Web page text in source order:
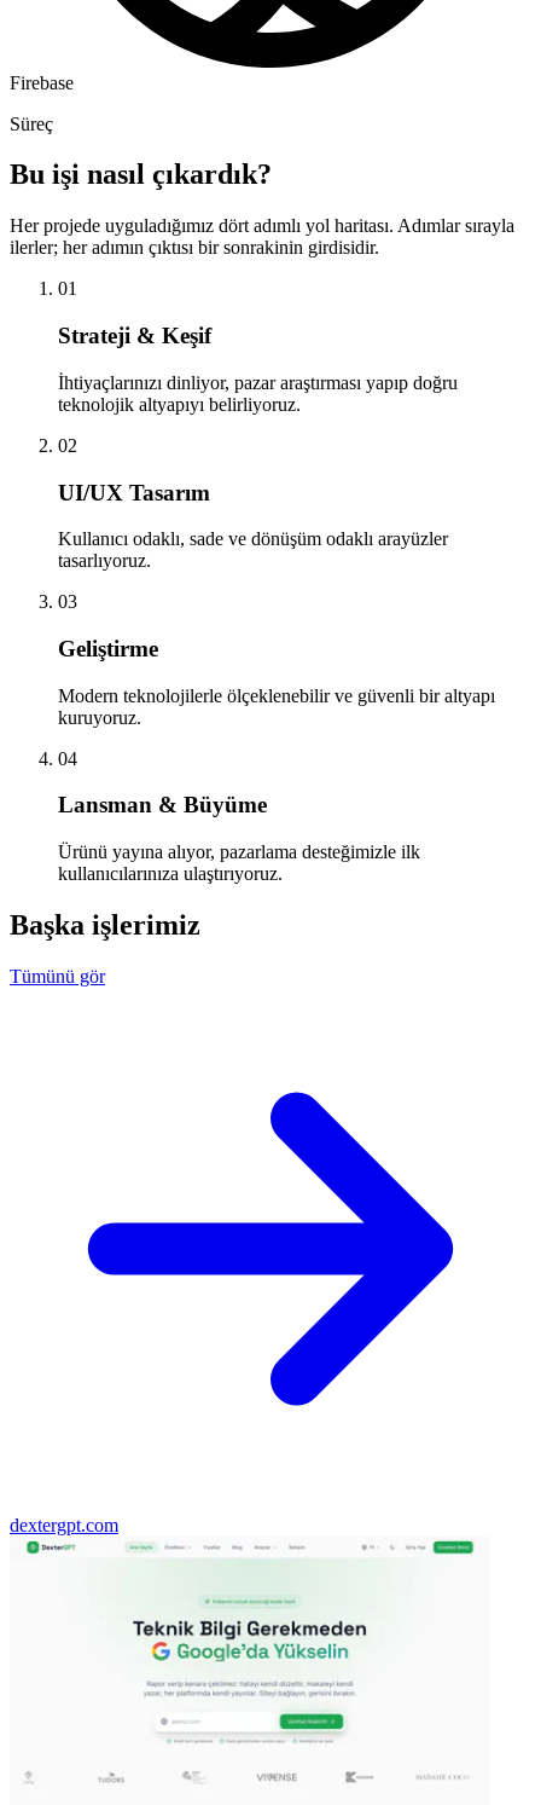
Firebase
Süreç
Bu işi nasıl çıkardık?
Her projede uyguladığımız dört adımlı yol haritası. Adımlar sırayla
ilerler; her adımın çıktısı bir sonrakinin girdisidir.
01
Strateji & Keşif
İhtiyaçlarınızı dinliyor, pazar araştırması yapıp doğru
teknolojik altyapıyı belirliyoruz.
02
UI/UX Tasarım
Kullanıcı odaklı, sade ve dönüşüm odaklı arayüzler
tasarlıyoruz.
03
Geliştirme
Modern teknolojilerle ölçeklenebilir ve güvenli bir altyapı
kuruyoruz.
04
Lansman & Büyüme
Ürünü yayına alıyor, pazarlama desteğimizle ilk
kullanıcılarınıza ulaştırıyoruz.
Başka işlerimiz
Tümünü gör
dextergpt.com